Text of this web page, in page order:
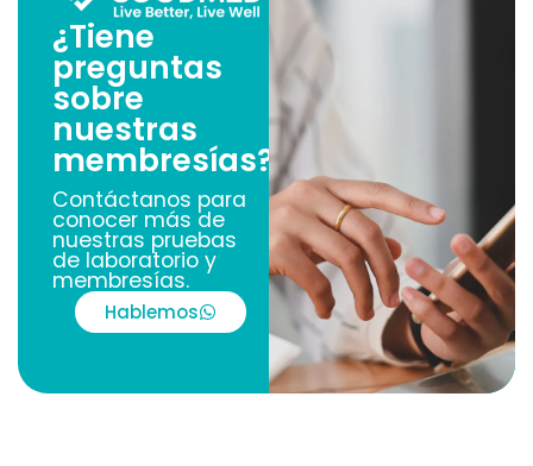
¿Tiene
preguntas
sobre
nuestras
membresías?
Contáctanos para
conocer más de
nuestras pruebas
de laboratorio y
membresías.
Hablemos